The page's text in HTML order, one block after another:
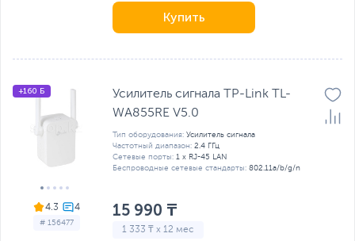
Купить
4.3
# 156477
+160 Б
Усилитель сигнала TP-Link TL-
WA855RE V5.0
Тип оборудования: Усилитель сигнала
Частотный диапазон: 2.4 ГГц
Сетевые порты: 1 x RJ-45 LAN
Беспроводные сетевые стандарты: 802.11a/b/g/n
15 990 ₸
1 333 ₸ x 12 мес